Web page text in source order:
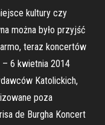
kultury czy
można było przyjść
teraz koncertów
– 6 kwietnia 2014
Katolickich,
poza
de Burgha Koncert